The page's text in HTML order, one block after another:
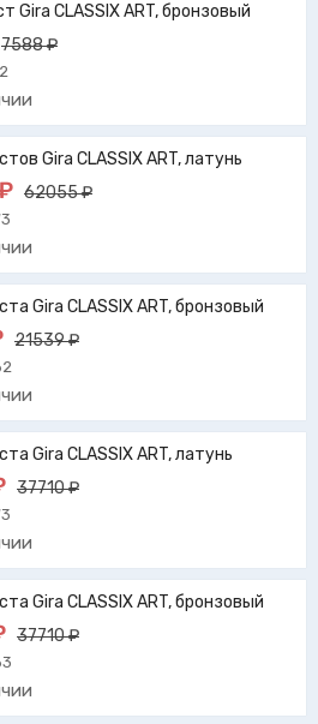
Gira CLASSIX ART, бронзовый
7588 ₽
Gira CLASSIX ART, латунь
62055 ₽
Gira CLASSIX ART, бронзовый
21539 ₽
Gira CLASSIX ART, латунь
37710 ₽
Gira CLASSIX ART, бронзовый
37710 ₽